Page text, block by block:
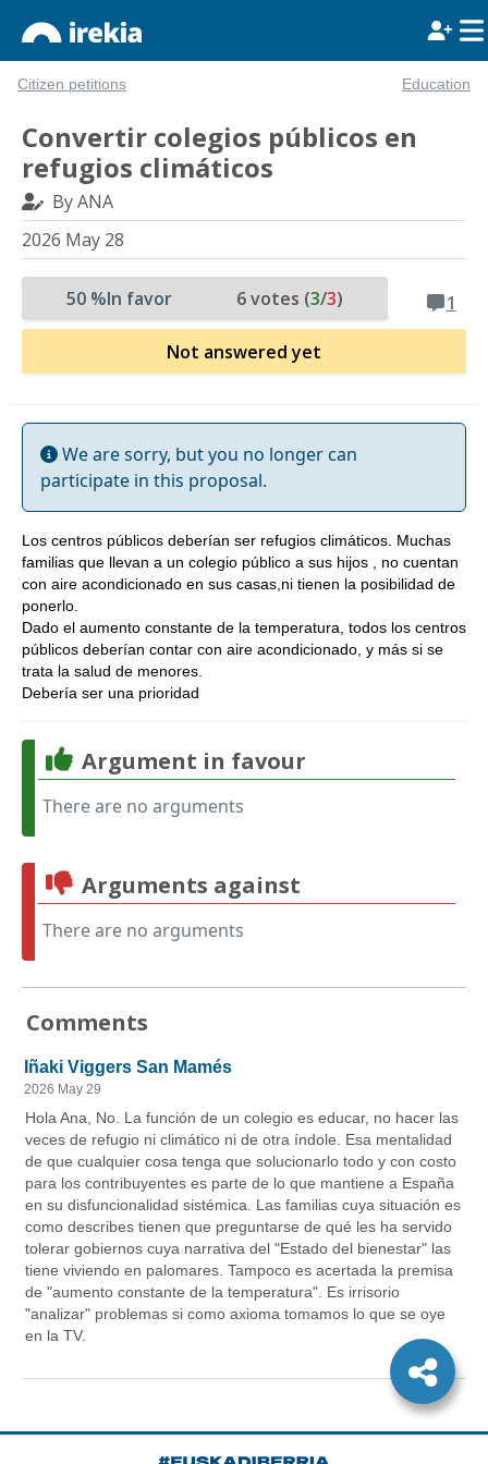
Citizen petitions Education
Convertir colegios públicos en
refugios climáticos
By ANA
2026 May 28
50 %In favor 6 votes (3/3) 1
Not answered yet
We are sorry, but you no longer can
participate in this proposal.
Los centros públicos deberían ser refugios climáticos. Muchas
familias que llevan a un colegio público a sus hijos , no cuentan
con aire acondicionado en sus casas,ni tienen la posibilidad de
ponerlo.
Dado el aumento constante de la temperatura, todos los centros
públicos deberían contar con aire acondicionado, y más si se
trata la salud de menores.
Debería ser una prioridad
Argument in favour
There are no arguments
Arguments against
There are no arguments
Comments